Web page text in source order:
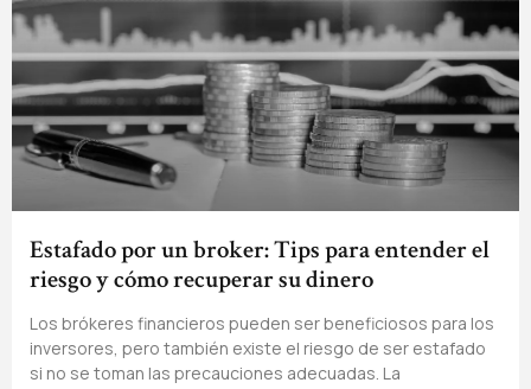
Estafado por un broker: Tips para entender el
riesgo y cómo recuperar su dinero
Los brókeres financieros pueden ser beneficiosos para los
inversores, pero también existe el riesgo de ser estafado
si no se toman las precauciones adecuadas. La